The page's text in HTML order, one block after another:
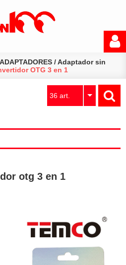
ADAPTADORES /Adaptador sin
OTG 3 en 1
36 art.
otg 3 en 1